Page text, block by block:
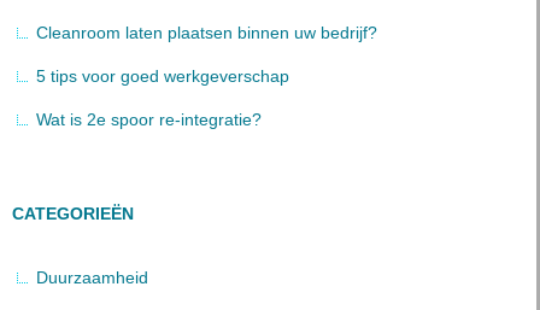
Cleanroom laten plaatsen binnen uw bedrijf?
5 tips voor goed werkgeverschap
Wat is 2e spoor re-integratie?
CATEGORIEËN
Duurzaamheid